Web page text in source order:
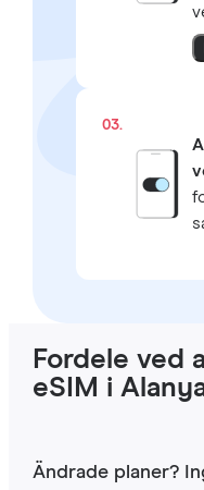
03.
Fordele ved
eSIM i
Ändrade planer?